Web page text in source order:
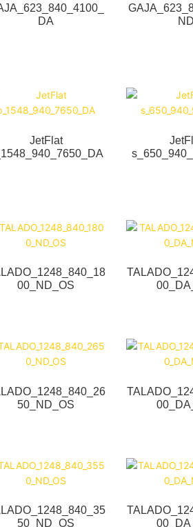
DA
ND
JetFlat
00_ND_OS
50_ND_OS
50_ND_OS